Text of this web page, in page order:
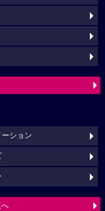
ーション